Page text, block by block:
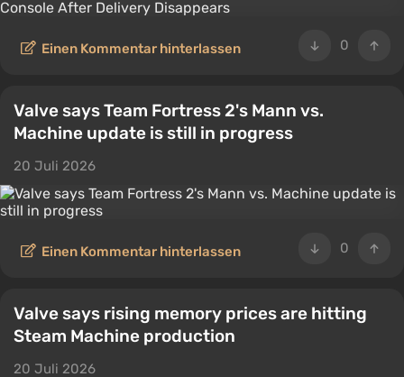
0
Einen Kommentar hinterlassen
Valve says Team Fortress 2's Mann vs.
Machine update is still in progress
20 Juli 2026
0
Einen Kommentar hinterlassen
Valve says rising memory prices are hitting
Steam Machine production
20 Juli 2026